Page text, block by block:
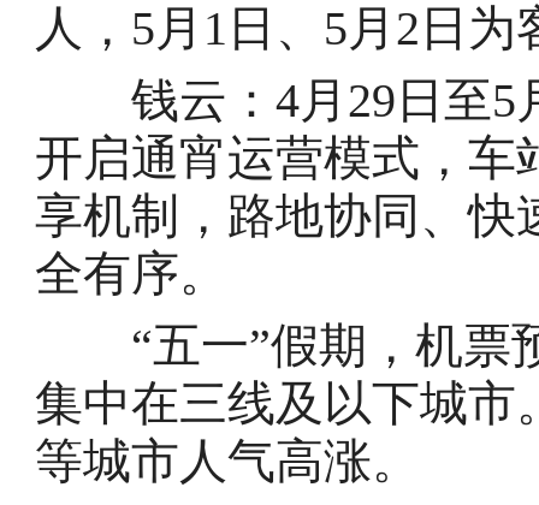
人，5月1日、5月2日
钱云：4月29日至5
开启通宵运营模式，车
享机制，路地协同、快
全有序。
“五一”假期，机票
集中在三线及以下城市
等城市人气高涨。